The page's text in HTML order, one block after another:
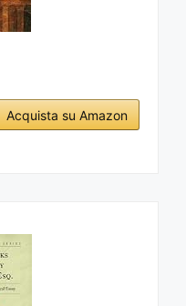
Acquista su Amazon